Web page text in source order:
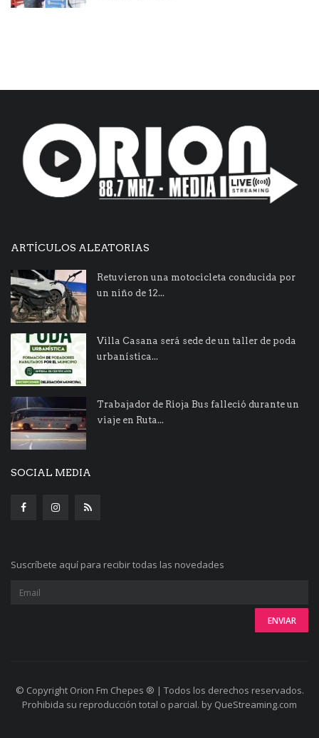
ARTÍCULOS ALEATORIAS
Retuvieron una motocicleta conducida por
un niño de 12...
Villa Casana será sede de un taller de poda
urbanística...
Trabajador de Rioja Bus falleció durante un
viaje en Ruta...
SOCIAL MEDIA
Suscríbete aquí para recibir todas las novedades
© Copyright Orion Fm Chepes ® | Todos los derechos reservados.
Prohibida su reproducción total o parcial. by QueStreaming.com